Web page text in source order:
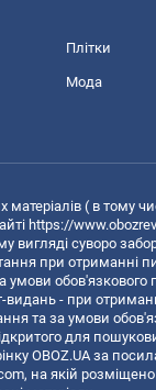
Плітки
Мода
( в тому
https://
вигляді суворо
при отриманні
умови
видань - при
та за умови
для
OBOZ.UA за
, на якій